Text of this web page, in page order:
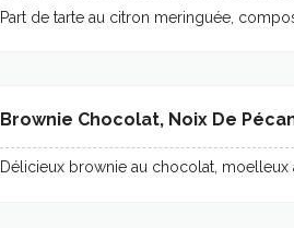
Part de tarte au citron meringuée,
Brownie Chocolat, Noix De
Délicieux brownie au chocolat, moelleux